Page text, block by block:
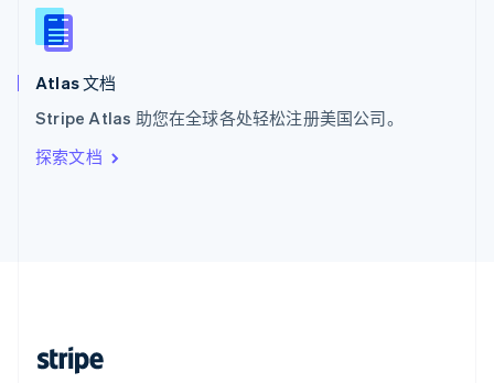
Atlas 文档
Stripe Atlas 助您在全球各处轻松注册美国公司。
探索文档
新西兰
English
匈牙利
English
ItalianoEnglish
印度
English